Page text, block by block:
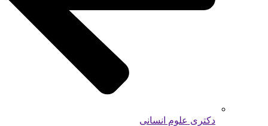
دکتری علوم انسانی